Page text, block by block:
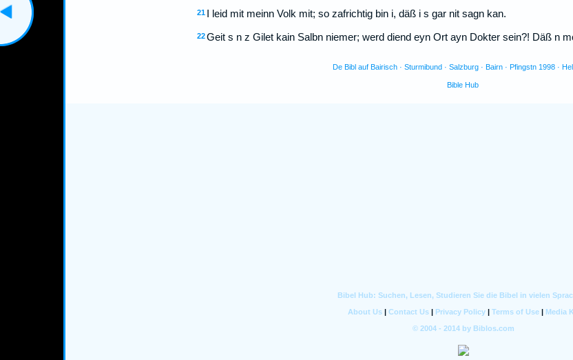
21 I leid mit meinn Volk mit; so zafrichtig bin i, däß i s gar nit sagn kan.
22 Geit s n z Gilet kain Salbn niemer; werd diend eyn Ort ayn Dokter sein?! Däß n
De Bibl auf Bairisch · Sturmibund · Salzburg · Bairn · Pfingstn 1998 ·
Bible Hub